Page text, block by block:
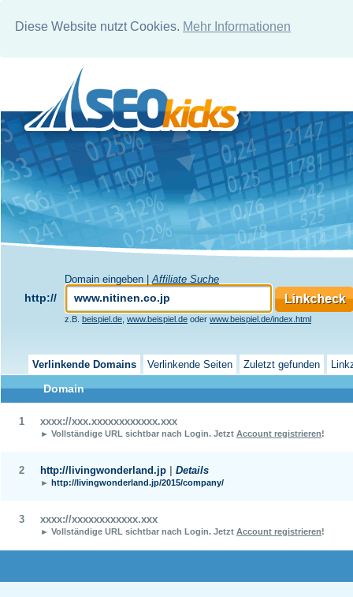
Diese Website nutzt Cookies. Mehr Informationen
Domain eingeben | Affiliate Suche
http://
z.B. beispiel.de www.beispiel.de oder www.beispiel.de/index.html
Verlinkende Domains Verlinkende Seiten Zuletzt gefunden
Domain
1 xxxx://xxx.xxxxxxxxxxxx.xxx
► Vollständige URL sichtbar nach Login. Jetzt Account registrieren!
2 http://livingwonderland.jp Details
► http://livingwonderland.jp/2015/company/
3 xxxx://xxxxxxxxxxxx.xxx
► Vollständige URL sichtbar nach Login. Jetzt Account registrieren!